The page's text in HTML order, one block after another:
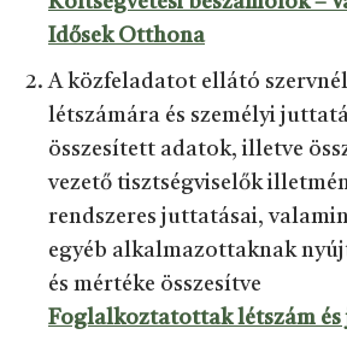
Idősek Otthona
A közfeladatot ellátó
létszámára és személyi
összesített adatok, illetve
vezető tisztségviselők
rendszeres juttatásai,
egyéb alkalmazottaknak
és mértéke összesítve
Foglalkoztatottak létszám